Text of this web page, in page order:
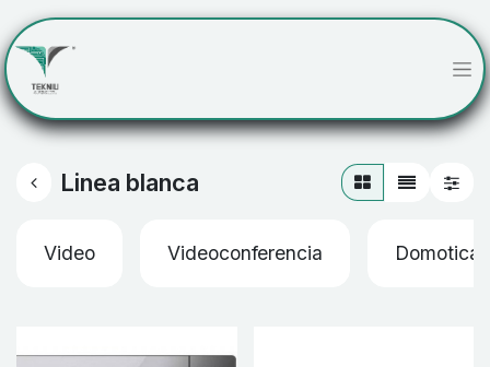
Linea blanca
Video Videoconferencia Domotica